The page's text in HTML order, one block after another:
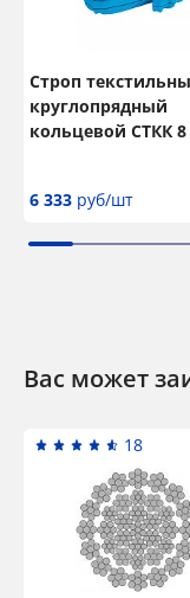
Строп
круглопрядный
кольцевой СТКК 8
6 333 руб/шт
Вас может
18